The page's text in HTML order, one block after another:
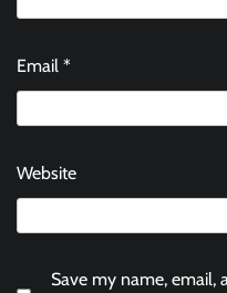
Email *
Website
Save my name, email,